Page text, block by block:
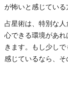
が怖いと感じている
占星術は、特別な
心できる環境があ
きます。もし少し
感じているなら、そ